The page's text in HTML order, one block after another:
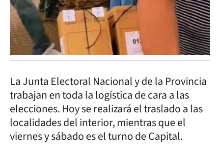
La Junta Electoral Nacional y de la Provincia
trabajan en toda la logística de cara a las
elecciones. Hoy se realizará el traslado a las
localidades del interior, mientras que el
viernes y sábado es el turno de Capital.